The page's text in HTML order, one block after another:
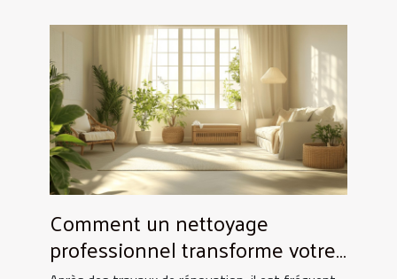
Comment un nettoyage
professionnel transforme votre